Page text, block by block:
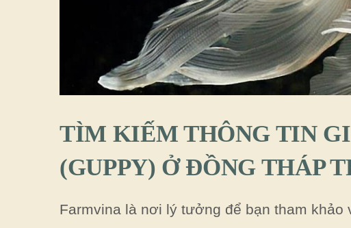
TÌM KIẾM THÔNG TIN
(GUPPY) Ở ĐỒNG THÁP
Farmvina là nơi lý tưởng để bạn tham khảo